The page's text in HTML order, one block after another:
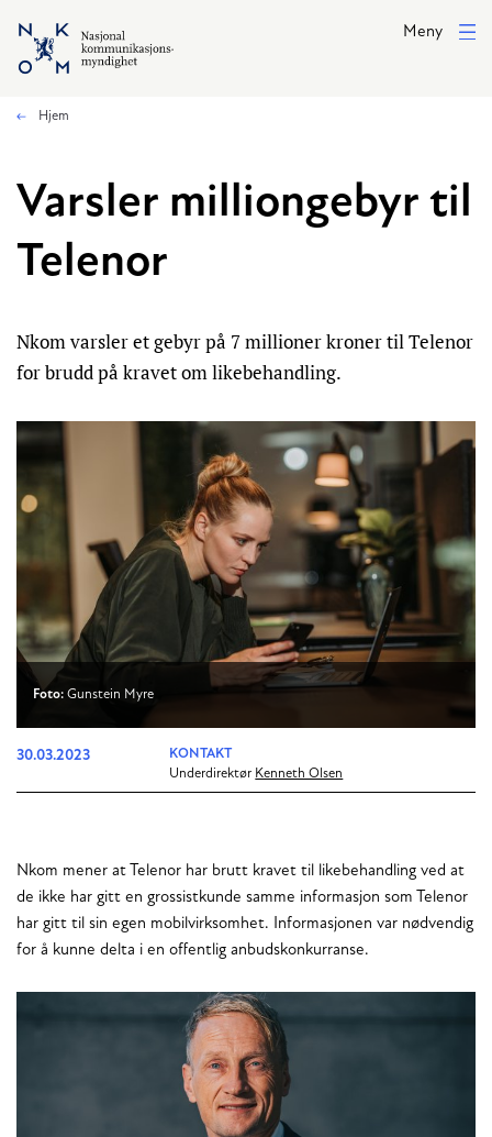
Hopp til hovedinnhold
Meny
Hjem
Varsler milliongebyr til
Telenor
Nkom varsler et gebyr på 7 millioner kroner til Telenor
for brudd på kravet om likebehandling.
Foto: Gunstein Myre
30.03.2023
KONTAKT
Underdirektør Kenneth Olsen
Nkom mener at Telenor har brutt kravet til likebehandling ved at
de ikke har gitt en grossistkunde samme informasjon som Telenor
har gitt til sin egen mobilvirksomhet. Informasjonen var nødvendig
for å kunne delta i en offentlig anbudskonkurranse.